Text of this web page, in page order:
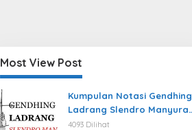
Most View Post
Kumpulan Notasi Gendhing
Ladrang Slendro Manyura
Terlengkap
4093 Dilihat